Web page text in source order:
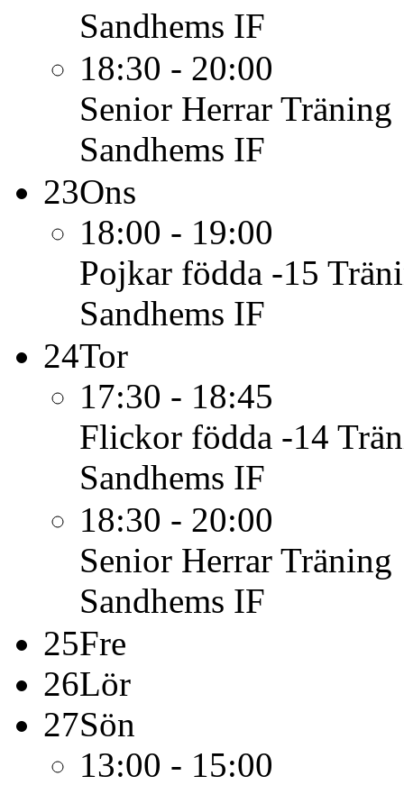
Sandhems IF
18:30 - 20:00
Senior Herrar Träning
Sandhems IF
23Ons
18:00 - 19:00
Pojkar födda -15
Sandhems IF
24Tor
17:30 - 18:45
Flickor födda -14
Sandhems IF
18:30 - 20:00
Senior Herrar Träning
Sandhems IF
25Fre
26Lör
27Sön
13:00 - 15:00